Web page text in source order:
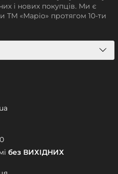
і нових покупців. Ми є
ТМ «Маріо» протягом 10-ти
без ВИХІДНИХ